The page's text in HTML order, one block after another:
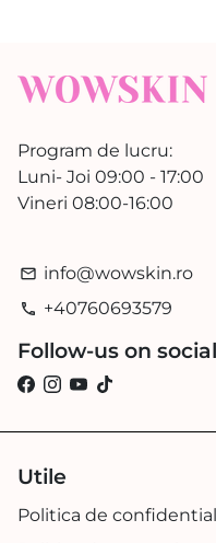
Program de lucru:
Luni- Joi 09:00 - 17:00
Vineri 08:00-16:00
email info@wowskin.ro
phone +40760693579
Follow-us on
Utile
Politica de